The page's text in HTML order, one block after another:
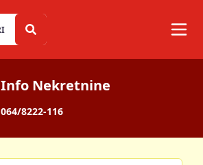
Info Nekretnine
064/8222-116